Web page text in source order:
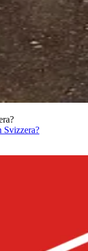
Svizzera?